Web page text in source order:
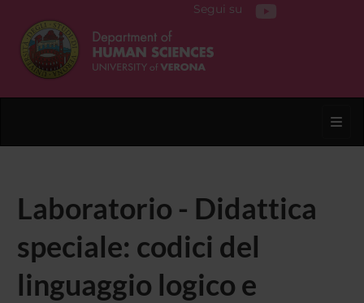
Segui su
Laboratorio - Didattica
speciale: codici del
linguaggio logico e